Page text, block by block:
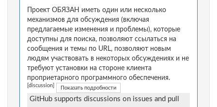
Проект ОБЯЗАН иметь один или несколько
механизмов для обсуждения (включая
предлагаемые изменения и проблемы), которые
доступны для поиска, позволяют ссылаться на
сообщения и темы по URL, позволяют новым
людям участвовать в некоторых обсуждениях и не
требуют установки на стороне клиента
проприетарного программного обеспечения.
[discussion] Показать подробности
GitHub supports discussions on issues and pull